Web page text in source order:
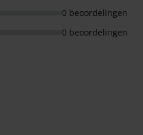
0 beoordelingen
0 beoordelingen